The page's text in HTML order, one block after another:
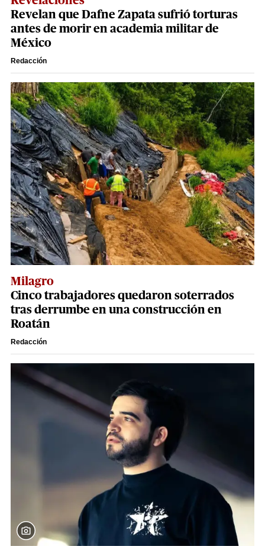
Revelan que Dafne Zapata sufrió torturas
antes de morir en academia militar de
México
Redacción
Milagro
Cinco trabajadores quedaron soterrados
tras derrumbe en una construcción en
Roatán
Redacción